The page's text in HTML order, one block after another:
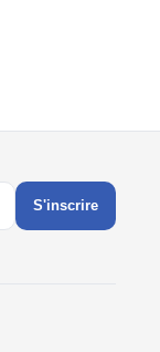
S'inscrire